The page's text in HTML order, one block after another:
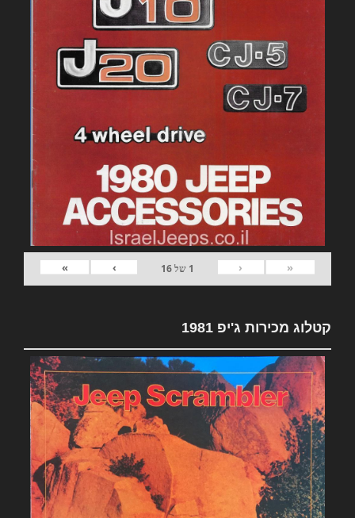
«
‹
1 של16
›
»
קטלוג מכירות ג'יפ 1981